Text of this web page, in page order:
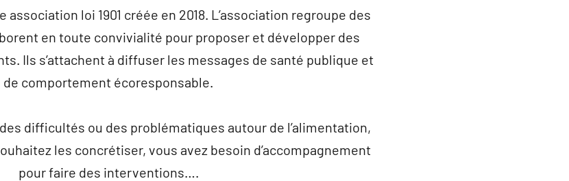
association loi 1901 créée en 2018. L’association regroupe des
en toute convivialité pour proposer et développer des
Ils s’attachent à diffuser les messages de santé publique et
de comportement écoresponsable.
difficultés ou des problématiques autour de l’alimentation,
les concrétiser, vous avez besoin d’accompagnement
pour faire des interventions….